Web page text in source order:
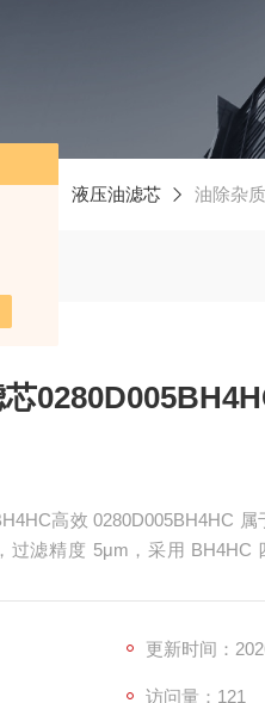
液压油滤芯 油除杂
高效 0280D005BH4HC
过滤精度 5μm，采用 BH4HC
更新时间：
访问量：121